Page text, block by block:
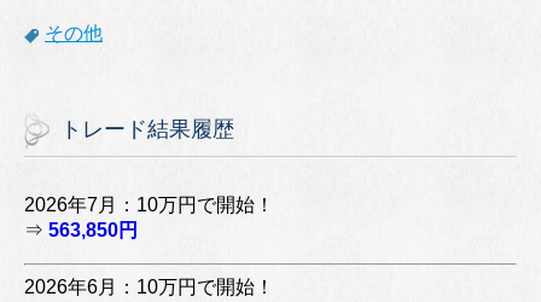
その他
トレード結果履歴
2026年7月：10万円で開始！
⇒ 563,850円
2026年6月：10万円で開始！